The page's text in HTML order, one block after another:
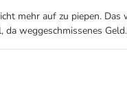
mehr auf zu piepen.
da weggeschmissenes Geld.